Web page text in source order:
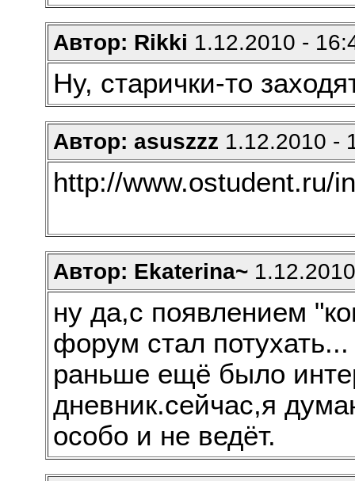
Автор: Rikki 1.12.2010 -
Ну, старички-то
Автор: asuszzz 1.12.2010 -
http://www.ostudent.ru/
Автор: Ekaterina~
ну да,с появлением
форум стал потухать...
раньше ещё было
дневник.сейчас,я
особо и не ведёт.